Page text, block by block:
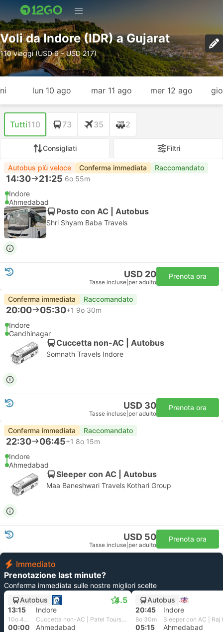
Voli da Indore (IDR) a Gujarat
110 viaggi (USD 6 – USD 217)
lun 10 ago mar 11 ago mer 12 ago
Tutti110 73 35 2
Consigliati Filtri
Autobus più veloce Conferma immediata Raccomandato
14:30 21:25 6o 55m
Indore
Ahmedabad
Posto con AC | Autobus
Shri Shyam Baba Travels
USD 20
Tasse incluse per adulto
Prenota ora
Conferma immediata Raccomandato
20:00 05:30+1 9o 30m
Indore
Gandhinagar
Cuccetta non-AC | Autobus
Somnath Travels Indore
USD 30
Tasse incluse per adulto
Prenota ora
Conferma immediata Raccomandato
22:30 06:45+1 8o 15m
Indore
Ahmedabad
Sleeper con AC | Autobus
Maa Baneshwari Travels Kothari Group
USD 50
Tasse incluse per adulto
Prenota ora
Immediato
Prenotazione last minute?
Conferma immediata sulle nostre migliori scelte
Autobus
4.5
13:15 Indore
10o 45m Cuccetta non-AC | Patel Tours And Travels
00:00 Ahmedabad
Autobus
20:45
Indore
8o 30m
05:15 Ahmedabad